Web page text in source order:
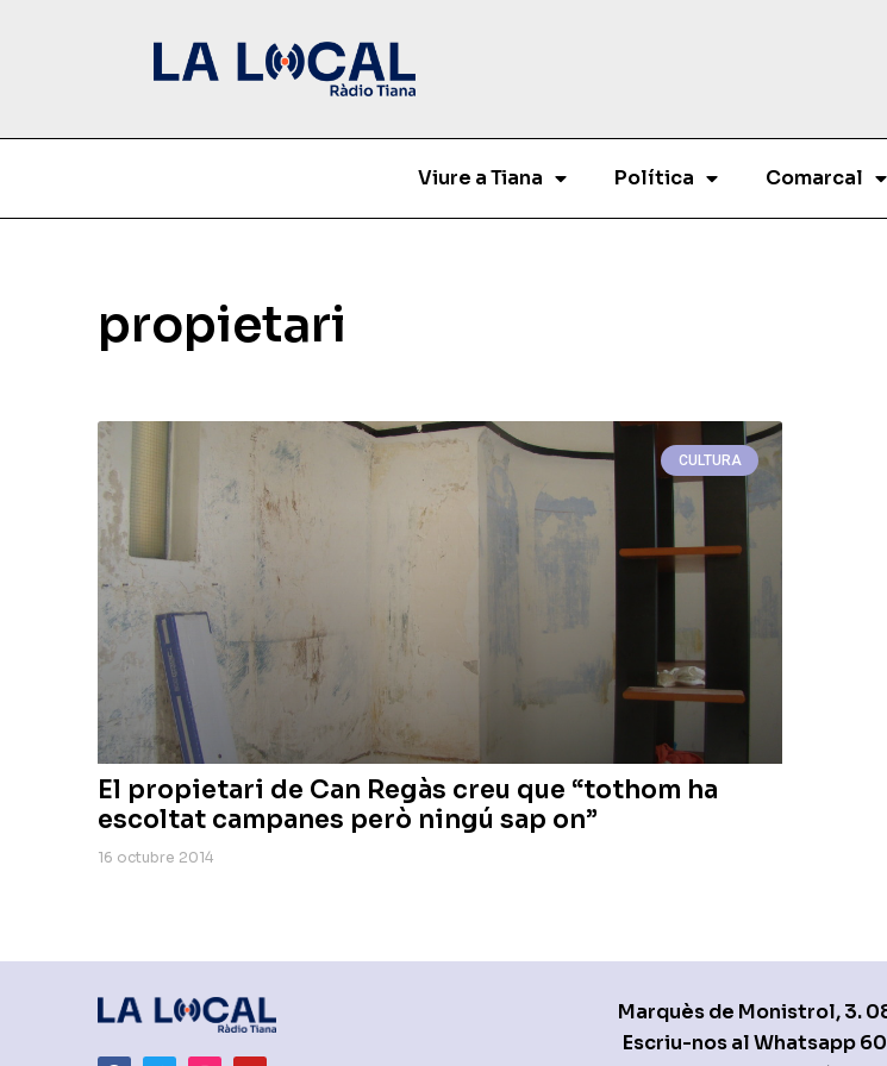
Viure a Tiana Política Comarcal
propietari
CULTURA
El propietari de Can Regàs creu que “tothom ha
escoltat campanes però ningú sap on”
16 octubre 2014
Marquès de Monistrol, 3.
Escriu-nos al Whatsapp